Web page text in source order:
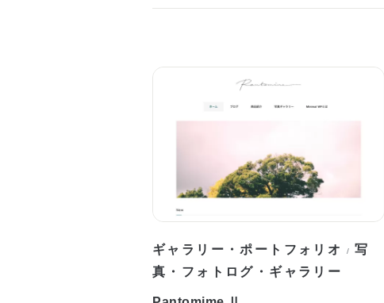
ギャラリー・ポートフォリオ /写
真・フォトログ・ギャラリー